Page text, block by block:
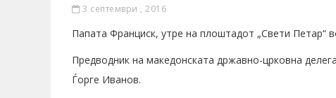
3 септември , 2016
Папата Франциск, утре на плоштадот „Свети Петар“
Предводник на македонската државно-црковна
Ѓорге Иванов.